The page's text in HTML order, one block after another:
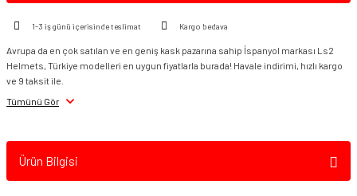
1-3 iş günü içerisinde teslimat Kargo bedava
Avrupa da en çok satılan ve en geniş kask pazarına sahip İspanyol markası Ls2
Helmets, Türkiye modelleri en uygun fiyatlarla burada! Havale indirimi, hızlı kargo
ve 9 taksit ile.
Tümünü Gör
Ürün Bilgisi